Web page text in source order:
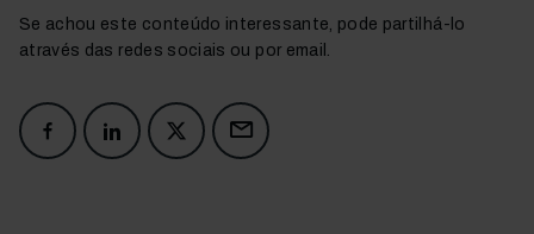
Se achou este conteúdo interessante, pode partilhá-lo
através das redes sociais ou por email.